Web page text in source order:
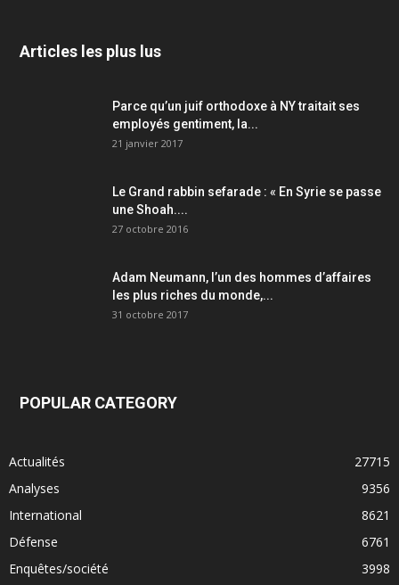
Articles les plus lus
Parce qu’un juif orthodoxe à NY traitait ses
employés gentiment, la...
21 janvier 2017
Le Grand rabbin sefarade : « En Syrie se passe
une Shoah....
27 octobre 2016
Adam Neumann, l’un des hommes d’affaires
les plus riches du monde,...
31 octobre 2017
POPULAR CATEGORY
Actualités
27715
Analyses
9356
International
8621
Défense
6761
Enquêtes/société
3998